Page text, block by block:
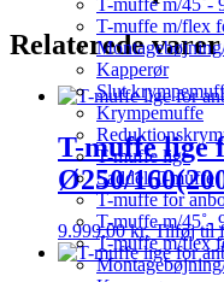
T-muffe m/45˚-
T-muffe m/flex
Kapperør
Slut
Krympemuffe
T-muffe lige
Saddel T-muffe
T-muffe for
T-muffe m/45˚-
T-muffe m/flex
Relaterede varer
T-muffe lige
Ø250/
9.999,00kr. Tilføj til